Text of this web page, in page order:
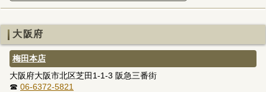
大阪府
梅田本店
大阪府大阪市北区芝田1-1-3 阪急三番街
☎ 06-6372-5821